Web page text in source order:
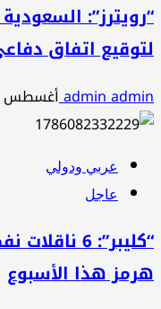
“رويترز”:
لتوقيع اتفاق
admin adminأغسطس 7, 2026
عربي ودولي
عاجل
“كليبر”: 6
هرمز هذا الأسبوع